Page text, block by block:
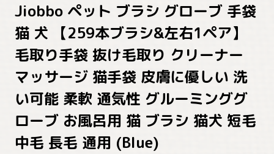
Jiobbo ペット ブラシ グローブ 手袋
猫 犬 【259本ブラシ&左右1ペア】
毛取り手袋 抜け毛取り クリーナー
マッサージ 猫手袋 皮膚に優しい 洗
い可能 柔軟 通気性 グルーミンググ
ローブ お風呂用 猫 ブラシ 猫犬 短毛
中毛 長毛 通用 (Blue)